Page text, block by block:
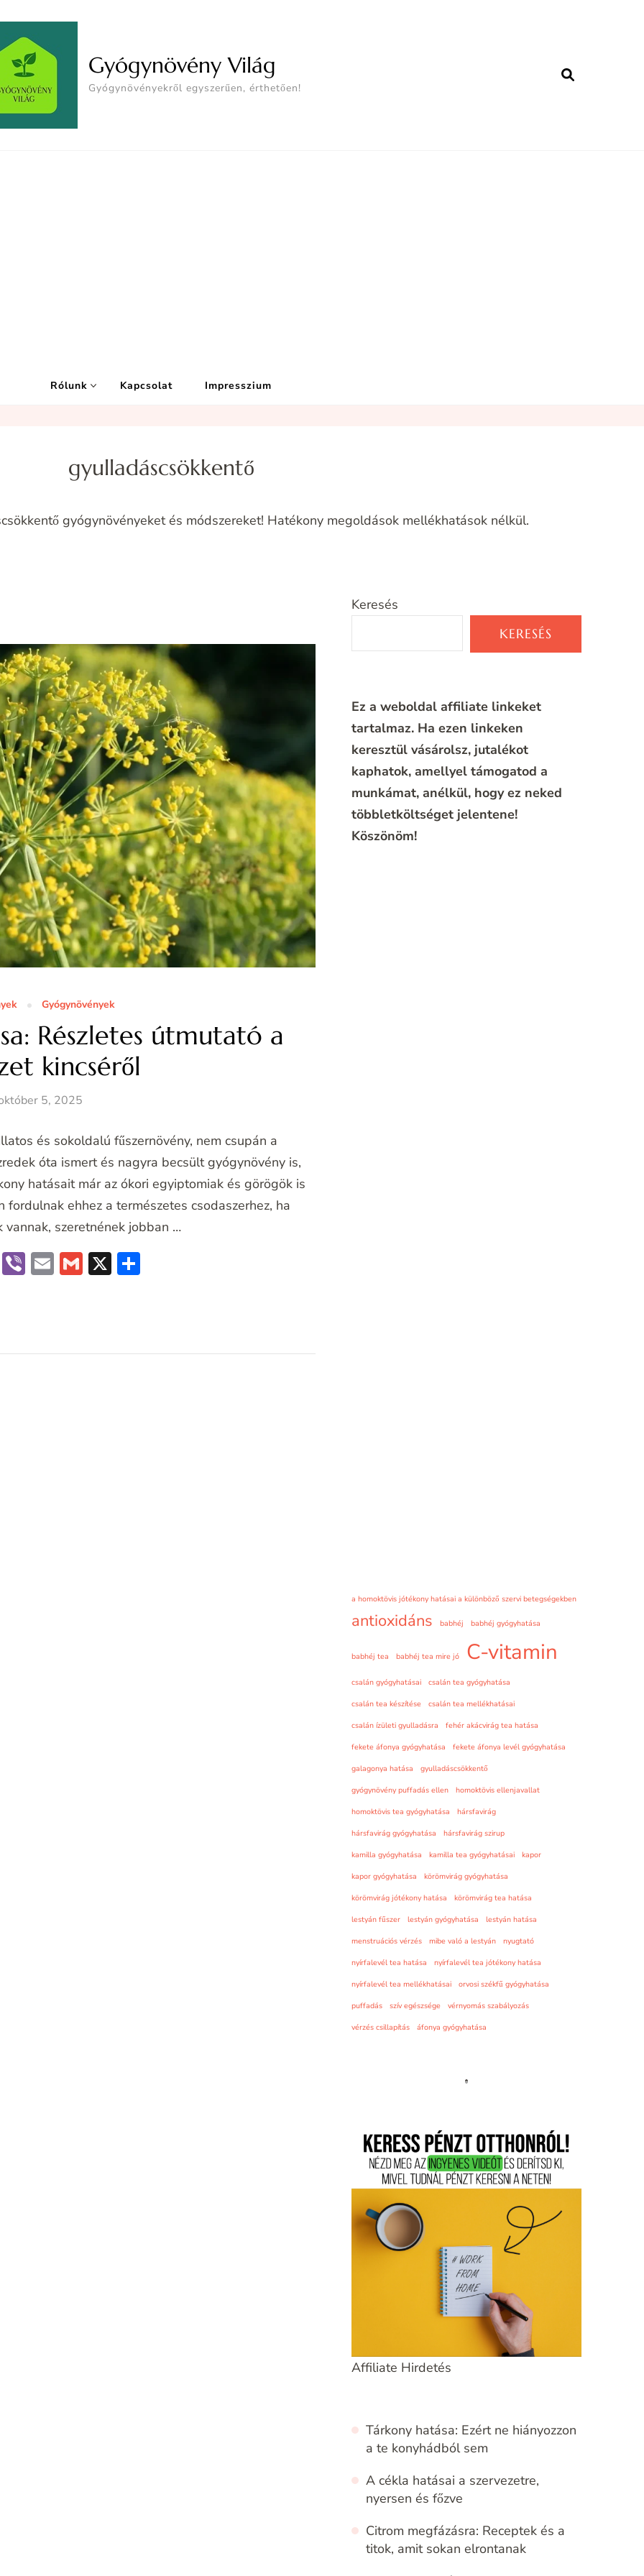
Gyógynövény Világ
Gyógynövényekről egyszerűen, érthetően!
Rólunk Kapcsolat Impresszium
gyulladáscsökkentő
gyógynövényeket és módszereket! Hatékony megoldások mellékhatások nélkül.
Gyógynövények
Részletes útmutató a
kincséről
5, 2025
és sokoldalú fűszernövény, nem csupán a
óta ismert és nagyra becsült gyógynövény is,
hatásait már az ókori egyiptomiak és görögök is
ehhez a természetes csodaszerhez, ha
szeretnének jobban …
Messenger
ViberEmailGmail
X
Keresés
KERESÉS
Ez a weboldal affiliate linkeket
tartalmaz. Ha ezen linkeken
keresztül vásárolsz, jutalékot
kaphatok, amellyel támogatod a
munkámat, anélkül, hogy ez neked
többletköltséget jelentene!
Köszönöm!
a homoktövis jótékony hatásai a különböző szervi betegségekben
antioxidáns babhéj babhéj gyógyhatása
babhéj tea babhéj tea mire jó C-vitamin
csalán gyógyhatásai
csalán tea gyógyhatása
csalán tea készítése
csalán tea mellékhatásai
csalán ízületi gyulladásra
fehér akácvirág tea hatása
fekete áfonya gyógyhatása
fekete áfonya levél gyógyhatása
galagonya hatása
gyulladáscsökkentő
gyógynövény puffadás ellen
homoktövis ellenjavallat
homoktövis tea gyógyhatása
hársfavirág
hársfavirág gyógyhatása
hársfavirág szirup
kamilla gyógyhatása
kamilla tea gyógyhatásai
kapor
kapor gyógyhatása
körömvirág gyógyhatása
körömvirág jótékony hatása
körömvirág tea hatása
lestyán fűszer
lestyán gyógyhatása
lestyán hatása
menstruációs vérzés
mibe való a lestyán
nyugtató
nyírfalevél tea hatása
nyírfalevél tea jótékony hatása
nyírfalevél tea mellékhatásai
orvosi székfű gyógyhatása
puffadás
szív egészsége
vérnyomás szabályozás
vérzés csillapítás
áfonya gyógyhatása
Affiliate Hirdetés
Tárkony hatása: Ezért ne hiányozzon
a te konyhádból sem
A cékla hatásai a szervezetre,
nyersen és főzve
Citrom megfázásra: Receptek és a
titok, amit sokan elrontanak